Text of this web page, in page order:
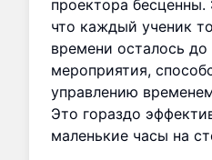
проектора бесценны.
что каждый ученик
времени осталось до
мероприятия,
управлению
Это гораздо
маленькие часы на